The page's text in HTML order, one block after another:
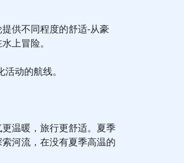
供不同程度的舒适-从豪
上冒险。
动的航线。
温暖，旅行更舒适。夏季
河流，在没有夏季高温的